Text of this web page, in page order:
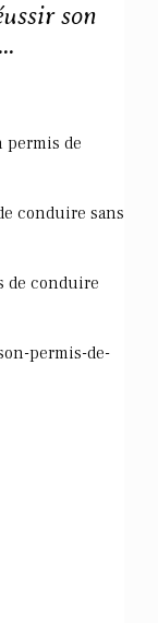
son
de
conduire sans
de conduire
permis-de-